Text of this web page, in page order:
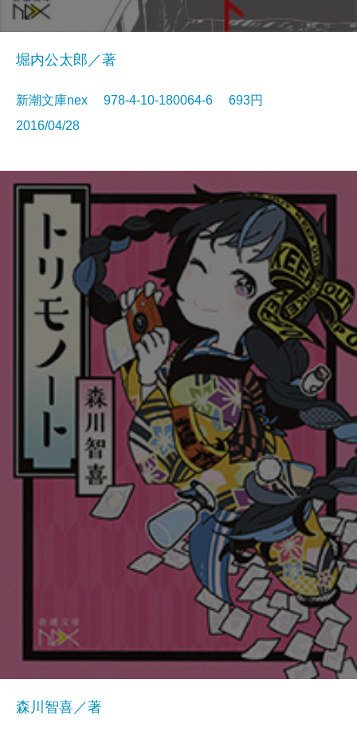
堀内公太郎／著
新潮文庫nex 978-4-10-180064-6 693円
2016/04/28
森川智喜／著